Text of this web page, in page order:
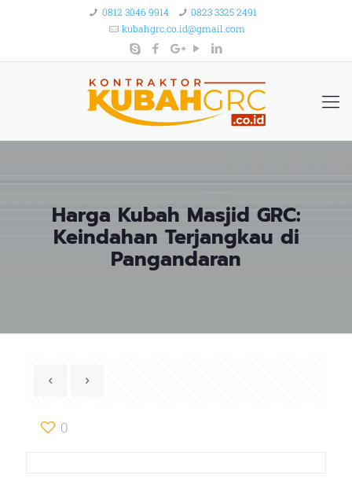
0812 3046 9914
0823 3325 2491
kubahgrc.co.id@gmail.com
Harga Kubah Masjid GRC:
Keindahan Terjangkau di
Pangandaran
0